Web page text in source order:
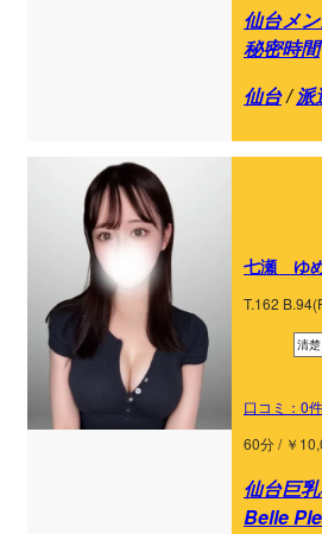
仙台メ
秘密時間
仙台/派
七瀬 ゆ
T.162
清楚
口コミ：0件
60分 / ￥
仙台巨
Belle